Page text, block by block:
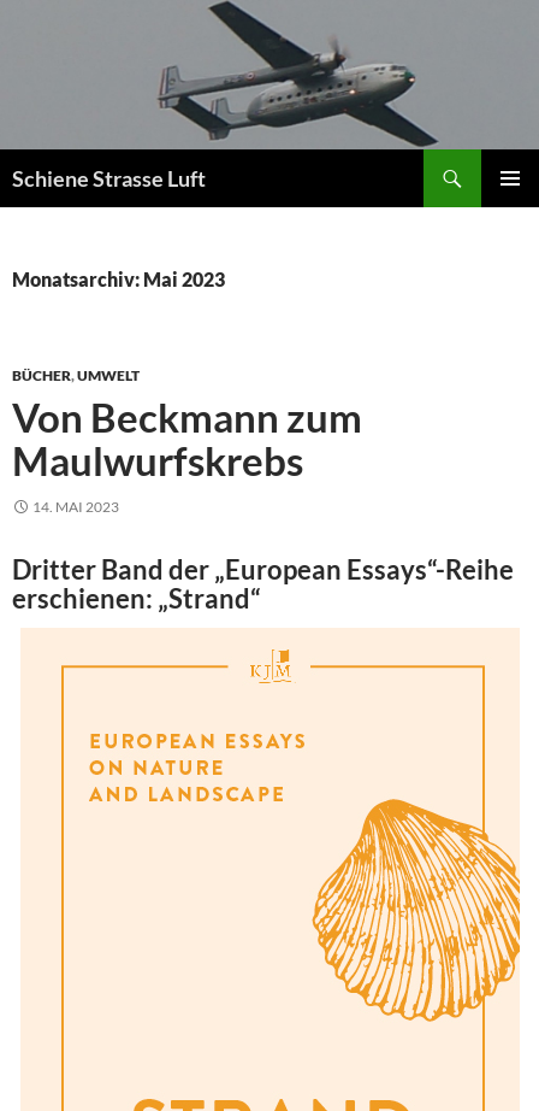
Schiene Strasse Luft
Monatsarchiv: Mai 2023
BÜCHER,UMWELT
Von Beckmann zum
Maulwurfskrebs
14. MAI 2023
Dritter Band der „European Essays“-Reihe
erschienen: „Strand“